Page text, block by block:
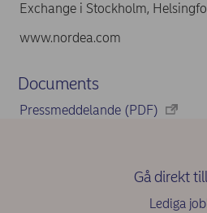
Exchange i Stockholm,
www.nordea.com
Documents
Pressmeddelande (PDF)
Gå direkt till
Lediga